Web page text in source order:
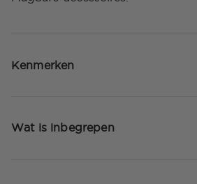
Kenmerken
Wat is inbegrepen